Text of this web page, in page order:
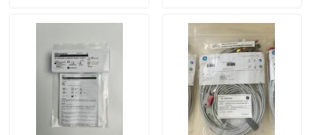
비디오
우리 에 관한 것